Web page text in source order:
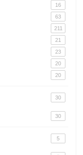
16
63
211
21
23
20
20
30
30
5